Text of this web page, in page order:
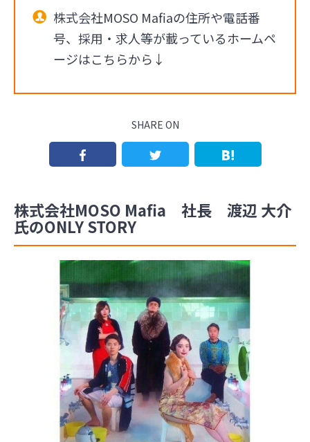
株式会社MOSO Mafiaの住所や電話番
号、採用・求人等が載っているホームペ
ージはこちらから↓
SHARE ON
株式会社MOSO Mafia 社長 渡辺 大介
氏のONLY STORY